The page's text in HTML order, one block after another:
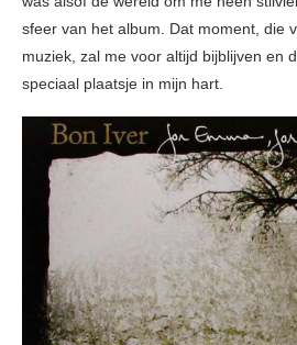
sfeer van het album. Dat moment, die
muziek, zal me voor altijd bijblijven en
speciaal plaatsje in mijn hart.